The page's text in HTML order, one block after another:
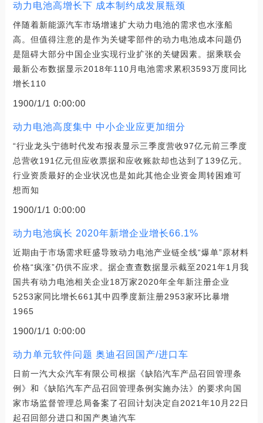
动力电池高增长下 成本制约成发展瓶颈
伴随着新能源汽车市场增速扩大动力电池的需求也水涨船
高。但值得注意的是作为关键零部件的动力电池成本问题仍
是阻碍大部分中国企业实现行业扩张的关键因素。据乘联会
最新公布数据显示2018年110月电池需求累积3593万度同比
增长110
1900/1/1 0:00:00
动力电池高度集中 中小企业应更加细分
“行业龙头宁德时代发布报表显示三季度营收97亿元前三季度
总营收191亿元但应收票据和应收账款却也达到了139亿元。
行业资质最好的企业状况也是如此其他企业资金周转困难可
想而知
1900/1/1 0:00:00
动力电池疯长 2020年新增企业增长66.1%
近期由于市场需求旺盛导致动力电池产业链全线“爆单”原材料
价格“疯涨”仍供不应求。据企查查数据显示截至2021年1月我
国共有动力电池相关企业18万家2020年全年新注册企业
5253家同比增长661其中四季度新注册2953家环比暴增
1965
1900/1/1 0:00:00
动力单元软件问题 奥迪召回国产/进口车
日前一汽大众汽车有限公司根据《缺陷汽车产品召回管理条
例》和《缺陷汽车产品召回管理条例实施办法》的要求向国
家市场监督管理总局备案了召回计划决定自2021年10月22日
起召回部分进口和国产奥迪汽车